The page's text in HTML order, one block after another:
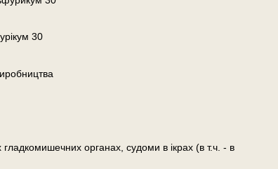
30
органах, судоми в ікрах (в т.ч. - в